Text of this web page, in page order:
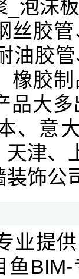
_泡沫
丝胶
油胶
橡胶
品大
、意
津、
饰公
业提